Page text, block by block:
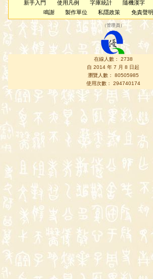
新手入門 使用凡例 字庫統計 隨機漢字
鳴謝
製作單位 私隱政策 免責聲明
（管理員 ）
在線人數： 2738
自 2014 年 7 月 8 日起
瀏覽人數： 80505985
使用次數： 294740174